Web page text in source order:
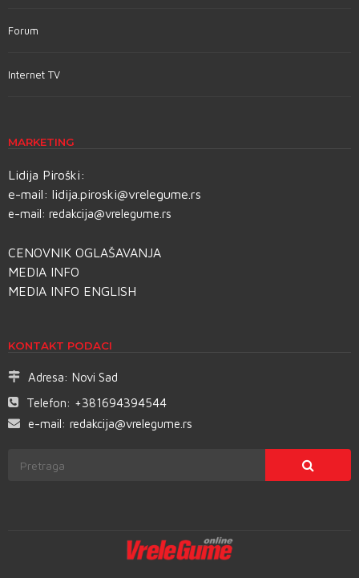
Forum
Internet TV
MARKETING
Lidija Piroški:
e-mail: lidija.piroski@vrelegume.rs
e-mail: redakcija@vrelegume.rs
CENOVNIK OGLAŠAVANJA
MEDIA INFO
MEDIA INFO ENGLISH
KONTAKT PODACI
Adresa: Novi Sad
Telefon: +381694394544
e-mail: redakcija@vrelegume.rs